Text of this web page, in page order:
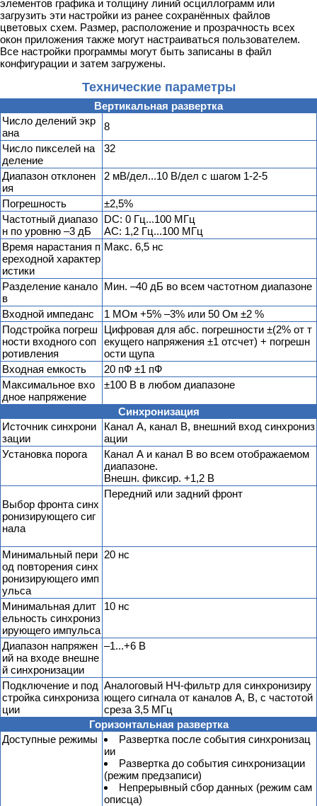
элементов графика и толщину линий осциллограмм или
загрузить эти настройки из ранее сохранённых файлов
цветовых схем. Размер, расположение и прозрачность всех
окон приложения также могут настраиваться пользователем.
Все настройки программы могут быть записаны в файл
конфигурации и затем загружены.
Технические параметры
Вертикальная развертка
Число делений экр
ана
8
Число пикселей на
деление
32
Диапазон отклонен
ия
2 мВ/дел...10 В/дел с шагом 1-2-5
Погрешность
±2,5%
Частотный диапазо
н по уровню –3 дБ
DC: 0 Гц...100 МГц
AC: 1,2 Гц...100 МГц
Время нарастания п
ереходной характер
истики
Макс. 6,5 нс
Разделение канало
в
Мин. –40 дБ во всем частотном диапазоне
Входной импеданс
1 МОм +5% –3% или 50 Ом ±2 %
Подстройка погреш
ности входного соп
ротивления
Цифровая для абс. погрешности ±(2% от т
екущего напряжения ±1 отсчет) + погрешн
ости щупа
Входная емкость
20 пФ ±1 пФ
Максимальное вхо
дное напряжение
±100 В в любом диапазоне
Синхронизация
Источник синхрони
зации
Канал А, канал В, внешний вход синхрониз
ации
Установка порога
Канал А и канал В во всем отображаемом
диапазоне.
Внешн. фиксир. +1,2 В
Выбор фронта синх
ронизирующего сиг
нала
Передний или задний фронт
Минимальный пери
од повторения синх
ронизирующего имп
ульса
20 нс
Минимальная длит
ельность синхрониз
ирующего импульса
10 нс
Диапазон напряжен
ий на входе внешне
й синхронизации
–1...+6 В
Подключение и под
стройка синхрониза
ции
Аналоговый НЧ-фильтр для синхронизиру
ющего сигнала от каналов А, В, с частотой
среза 3,5 МГц
Горизонтальная развертка
Доступные режимы
Развертка после события синхронизац
ии
Развертка до события синхронизации
(режим предзаписи)
Непрерывный сбор данных (режим сам
описца)